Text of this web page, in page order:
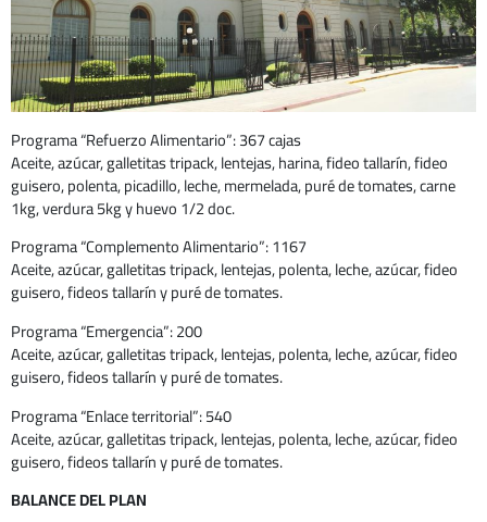
Programa “Refuerzo Alimentario”: 367 cajas
Aceite, azúcar, galletitas tripack, lentejas, harina, fideo tallarín, fideo
guisero, polenta, picadillo, leche, mermelada, puré de tomates, carne
1kg, verdura 5kg y huevo 1/2 doc.
Programa “Complemento Alimentario”: 1167
Aceite, azúcar, galletitas tripack, lentejas, polenta, leche, azúcar, fideo
guisero, fideos tallarín y puré de tomates.
Programa “Emergencia”: 200
Aceite, azúcar, galletitas tripack, lentejas, polenta, leche, azúcar, fideo
guisero, fideos tallarín y puré de tomates.
Programa “Enlace territorial”: 540
Aceite, azúcar, galletitas tripack, lentejas, polenta, leche, azúcar, fideo
guisero, fideos tallarín y puré de tomates.
BALANCE DEL PLAN